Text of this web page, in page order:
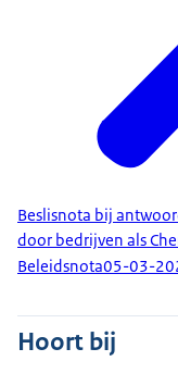
Beslisnota bij
door bedrijven als
Beleidsnota05-03-
Hoort bij